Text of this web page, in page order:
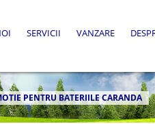
SERVICII VANZARE
PENTRU BATERIILE CARANDA